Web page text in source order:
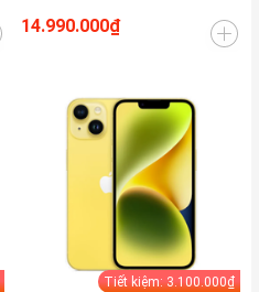
14.990.000₫
Tiết kiệm: 3.100.000₫